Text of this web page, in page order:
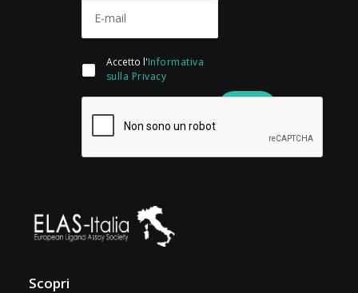
Accetto l'Informativa
sulla Privacy
Scopri